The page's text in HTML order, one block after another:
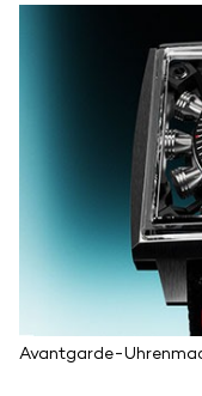
Avantgarde-